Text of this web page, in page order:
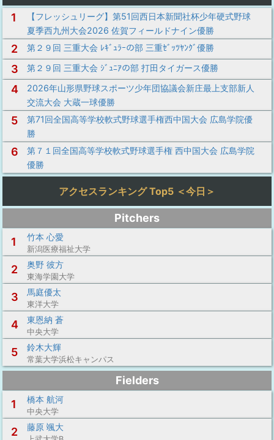
1
【フレッシュリーグ】第51回西日本新聞社杯少年硬式野球
夏季西九州大会2026 佐賀フィールドナイン優勝
2 第２９回 三重大会 ﾚｷﾞｭﾗｰの部 三重ｾﾞｯﾂﾔﾝｸﾞ優勝
3 第２９回 三重大会 ｼﾞｭﾆｱの部 打田タイガース優勝
4
2026年山形県野球スポーツ少年団協議会新庄最上支部新人
交流大会 大蔵一球優勝
5
第71回全国高等学校軟式野球選手権西中国大会 広島学院優
勝
6
第７１回全国高等学校軟式野球選手権 西中国大会 広島学院
優勝
アクセスランキング Top5 ＜今日＞
Pitchers
1
竹本 心愛
新潟医療福祉大学
2 奥野 彼方
東海学園大学
3 馬庭優太
東洋大学
4 東恩納 蒼
中央大学
5 鈴木大輝
常葉大学浜松キャンパス
Fielders
1
橋本 航河
中央大学
2 藤原 颯大